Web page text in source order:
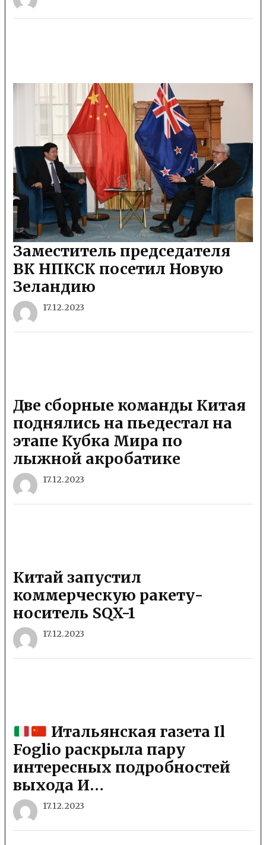
Заместитель председателя
ВК НПКСК посетил Новую
Зеландию
17.12.2023
Две сборные команды Китая
поднялись на пьедестал на
этапе Кубка Мира по
лыжной акробатике
17.12.2023
Китай запустил
коммерческую ракету-
носитель SQX-1
17.12.2023
Итальянская газета Il
Foglio раскрыла пару
интересных подробностей
выхода И…
17.12.2023